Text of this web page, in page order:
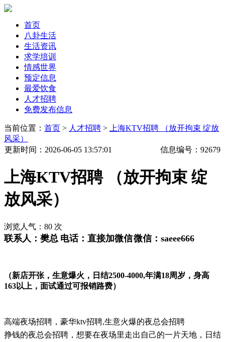
首页
八卦生活
生活资讯
求学培训
情感世界
预定信息
最爱饮食
人才招聘
免费发布信息
当前位置： 首页 > 人才招聘 >
上海KTV招聘 （放开拘束 绽放
风采）
更新时间 ：2026-06-05 13:57:01 信息编号： 92679
上海KTV招聘 （放开拘束 绽
放风采）
浏览人气： 80 次
联系人： 樊总 电话： 直接加微信微信： saeee666
（新店开张，生意爆火，日结2500-4000,年满18周岁，身高
163以上，面试通过可报销路费）
高端夜场招聘，豪华ktv招聘,生意火爆的夜总会招聘
挣钱的夜总会招聘，想要在夜场里走出自己的一片天地，日结